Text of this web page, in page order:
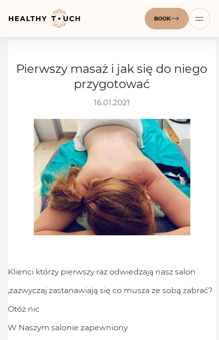
BOOK
Pierwszy masaż i jak się do niego
przygotować
16.01.2021
Klienci którzy pierwszy raz odwiedzają nasz salon
,zazwyczaj zastanawiają się co musza ze sobą zabrać?
Otóż nic
W Naszym salonie zapewniony